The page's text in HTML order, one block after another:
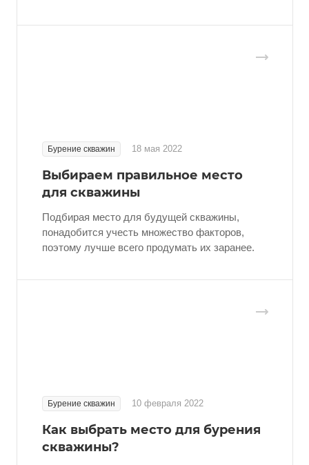
Бурение скважин 18 мая 2022
Выбираем правильное место
для скважины
Подбирая место для будущей скважины,
понадобится учесть множество факторов,
поэтому лучше всего продумать их заранее.
Бурение скважин 10 февраля 2022
Как выбрать место для бурения
скважины?